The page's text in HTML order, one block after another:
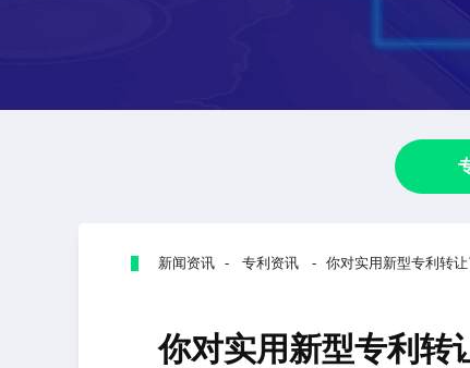
新闻资讯 - 专利资讯 - 你对实用新型专利转让
你对实用新型专利转